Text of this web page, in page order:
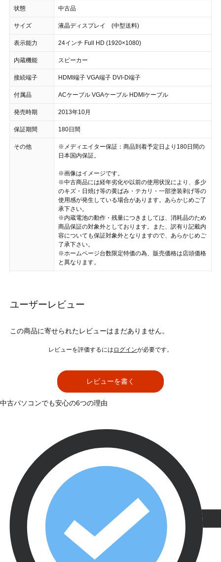
状態 中古品
サイズ 液晶ディスプレイ (中型送料)
表示能力 24インチ Full HD (1920×1080)
内蔵機能 スピーカー
接続端子 HDMI端子 VGA端子 DVI-D端子
付属品 ACケーブル VGAケーブル HDMIケーブル
発売時期 2013年10月
保証期間 180日間
その他
※メディエイター保証：商品到着予定日より180日間の
日本国内保証。
※画像はイメージです。
※中古商品には経年劣化や以前の使用状況により、多少
のキズ・日焼け等の黄ばみ・テカリ・一部塗装剥げ等の
使用感が発生している場合があります。あらかじめご了
承下さい。
※内蔵電池の動作・残量につきましては、消耗品のため
商品保証の対象外としております。また、訳有り記載内
容についても保証対象外となりますので、あらかじめご
了承下さい。
※ホームページ台数限定特価の為、販売価格は店頭価格
と異なります。
ユーザーレビュー
この商品に寄せられたレビューはまだありません。
レビューを評価するには ログインが必要です。
レビューを書く
中古パソコンでも安心の6つの理由